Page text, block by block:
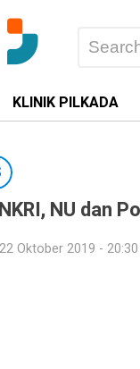
KLINIK PILKADA
NU dan
Oktober 2019 -